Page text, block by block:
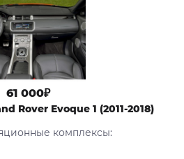
61 000₽
Rover Evoque 1 (2011-2018)
комплексы: